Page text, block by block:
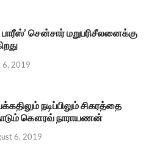
பாரீஸ்’ சென்சார் மறுபரிசீலனைக்கு
6, 2019
நடிப்பிலும் சிகரத்தை
கௌரவ் நாராயணன்
6, 2019